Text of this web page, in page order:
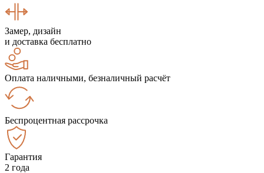
Замер, дизайн
и доставка бесплатно
Оплата наличными, безналичный расчёт
Беспроцентная рассрочка
Гарантия
2 года